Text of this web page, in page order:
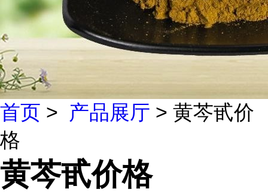
首页 > 产品展厅 > 黄芩甙价
格
黄芩甙价格